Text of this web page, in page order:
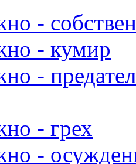
-
- кумир
-
- грех
-